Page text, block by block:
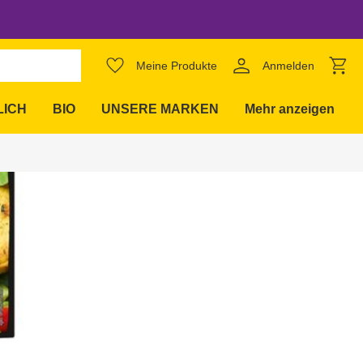
Meine Produkte Anmelden
BIO UNSERE MARKEN Mehr anzeigen
favorite_border